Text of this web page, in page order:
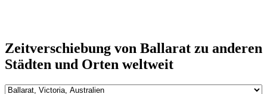
Zeitverschiebung von Ballarat zu anderen
Städten und Orten weltweit